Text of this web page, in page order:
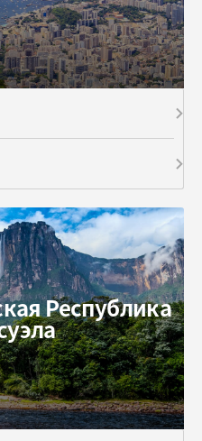
Республика